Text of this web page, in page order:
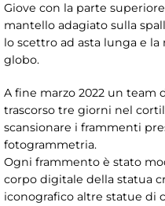
Giove con la parte
mantello adagiato sulla
lo scettro ad asta lunga e
globo.
A fine marzo 2022 un team
trascorso tre giorni nel
scansionare i frammenti
fotogrammetria.
Ogni frammento è stato
corpo digitale della statua
iconografico altre statue di